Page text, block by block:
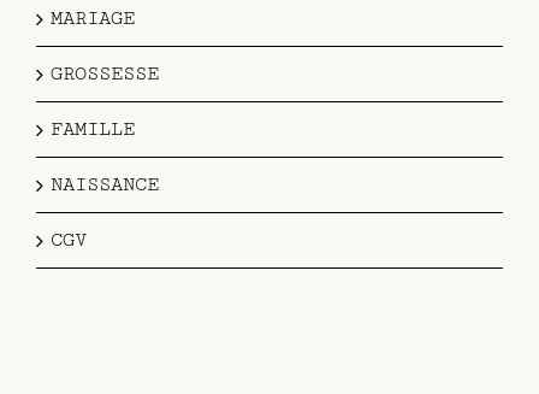
MARIAGE
GROSSESSE
FAMILLE
NAISSANCE
CGV